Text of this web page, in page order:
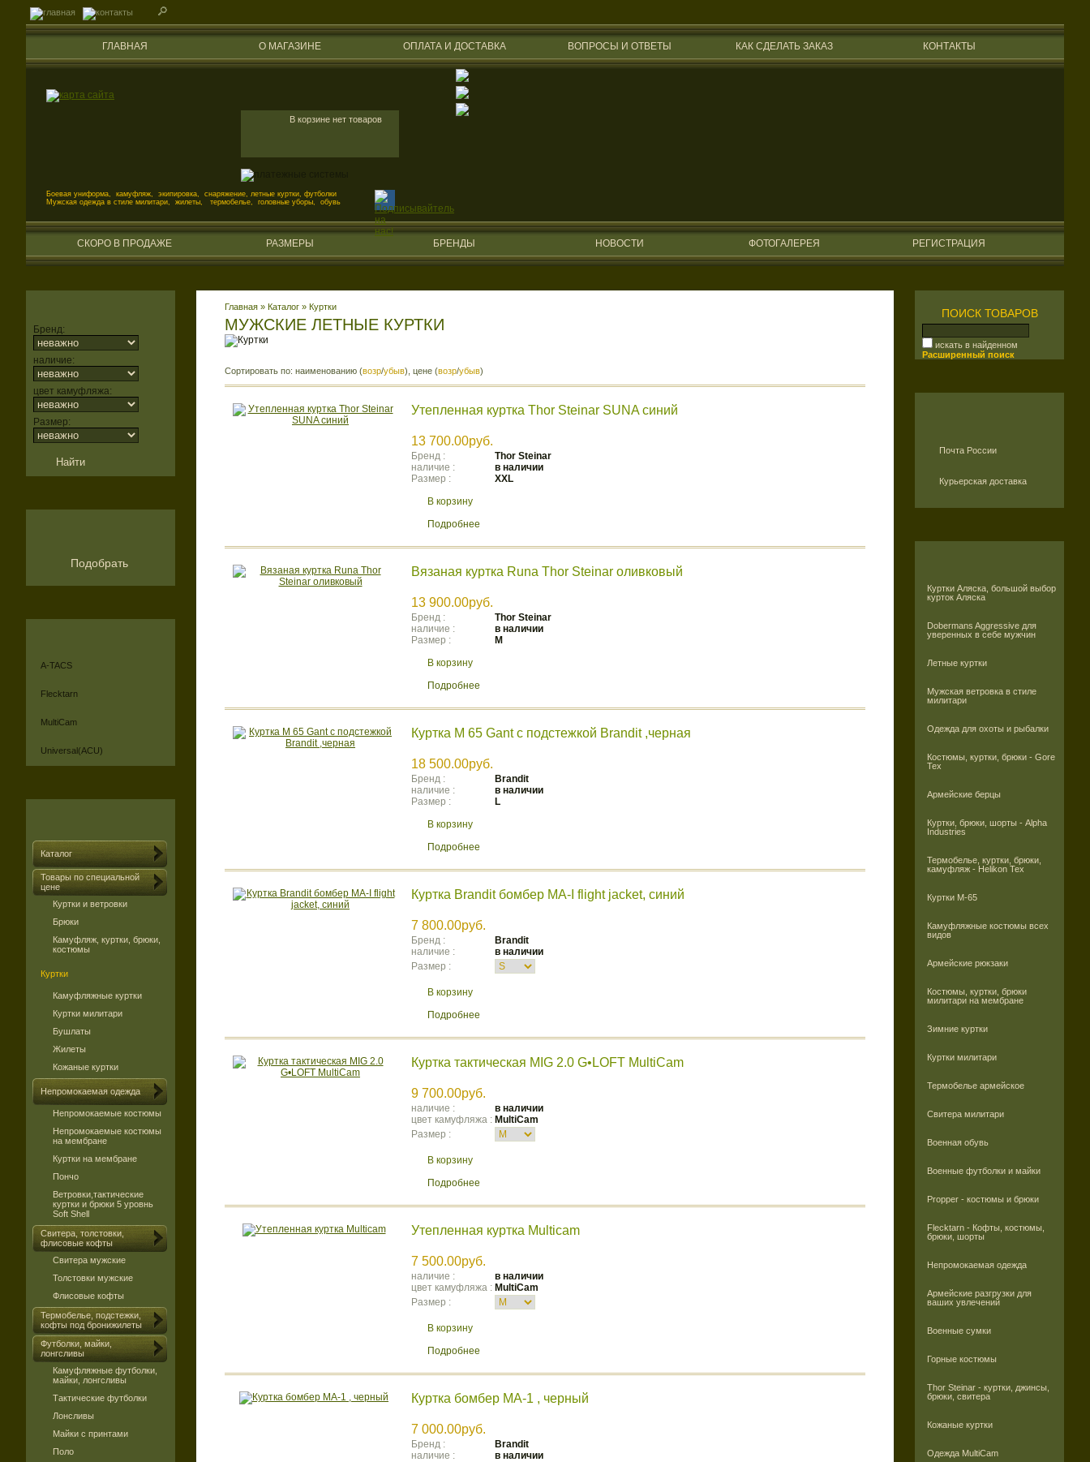
ГЛАВНАЯ О МАГАЗИНЕ ОПЛАТА И ДОСТАВКА ВОПРОСЫ И ОТВЕТЫ КАК СДЕЛАТЬ ЗАКАЗ КОНТАКТЫ
В корзине нет товаров
Боевая униформа, камуфляж, экипировка, снаряжение, летные куртки, футболки
Мужская одежда в стиле милитари, жилеты, термобелье, головные уборы, обувь
СКОРО В ПРОДАЖЕ РАЗМЕРЫ БРЕНДЫ НОВОСТИ ФОТОГАЛЕРЕЯ РЕГИСТРАЦИЯ
Бренд:
наличие:
цвет камуфляжа:
Размер:
Подобрать
A-TACS
Flecktarn
MultiCam
Universal(ACU)
Каталог
Товары по специальной
цене
Куртки и ветровки
Брюки
Камуфляж, куртки, брюки,
костюмы
Куртки
Камуфляжные куртки
Куртки милитари
Бушлаты
Жилеты
Кожаные куртки
Непромокаемая одежда
Непромокаемые костюмы
Непромокаемые костюмы
на мембране
Куртки на мембране
Пончо
Ветровки,тактические
куртки и брюки 5 уровнь
Soft Shell
Свитера, толстовки,
флисовые кофты
Свитера мужские
Толстовки мужские
Флисовые кофты
Термобелье, подстежки,
кофты под бронижилеты
Футболки, майки,
лонгсливы
Камуфляжные футболки,
майки, лонгсливы
Тактические футболки
Лонсливы
Майки с принтами
Поло
ПОИСК ТОВАРОВ
искать в найденном
Расширенный поиск
Почта России
Курьерская доставка
Куртки Аляска, большой выбор
курток Аляска
Dobermans Aggressive для
уверенных в себе мужчин
Летные куртки
Мужская ветровка в стиле
милитари
Одежда для охоты и рыбалки
Костюмы, куртки, брюки - Gore
Tex
Армейские берцы
Куртки, брюки, шорты - Alpha
Industries
Термобелье, куртки, брюки,
камуфляж - Helikon Tex
Куртки M-65
Камуфляжные костюмы всех
видов
Армейские рюкзаки
Костюмы, куртки, брюки
милитари на мембране
Зимние куртки
Куртки милитари
Термобелье армейское
Свитера милитари
Военная обувь
Военные футболки и майки
Propper - костюмы и брюки
Flecktarn - Кофты, костюмы,
брюки, шорты
Непромокаемая одежда
Армейские разгрузки для
ваших увлечений
Военные сумки
Горные костюмы
Thor Steinar - куртки, джинсы,
брюки, свитера
Кожаные куртки
Одежда MultiCam
МУЖСКИЕ ЛЕТНЫЕ КУРТКИ
Главная » Каталог » Куртки
Сортировать по: наименованию (возр/убыв), цене (возр/убыв)
Утепленная куртка Thor Steinar SUNA синий
13 700.00руб.
Бренд :
Thor Steinar
наличие :
в наличии
Размер :
XXL
В корзину
Подробнее
Вязаная куртка Runa Thor Steinar оливковый
13 900.00руб.
Бренд :
Thor Steinar
наличие :
в наличии
Размер :
M
В корзину
Подробнее
Куртка М 65 Gant с подстежкой Brandit ,черная
18 500.00руб.
Бренд :
Brandit
наличие :
в наличии
Размер :
L
В корзину
Подробнее
Куртка Brandit бомбер MA-I flight jacket, синий
7 800.00руб.
Бренд :
Brandit
наличие :
в наличии
Размер :
В корзину
Подробнее
Куртка тактическая MIG 2.0 G•LOFT MultiCam
9 700.00руб.
наличие :
в наличии
цвет камуфляжа : MultiCam
Размер :
В корзину
Подробнее
Утепленная куртка Multicam
7 500.00руб.
наличие :
в наличии
цвет камуфляжа : MultiCam
Размер :
В корзину
Подробнее
Куртка бомбер МА-1 , черный
7 000.00руб.
Бренд :
Brandit
наличие :
в наличии